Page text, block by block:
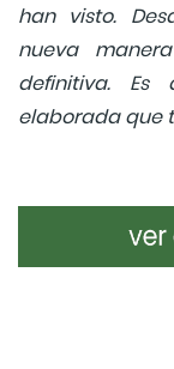
han visto.
nueva
definitiva. Es
elaborada que